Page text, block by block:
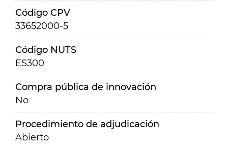
Código CPV
33652000-5
Código NUTS
ES300
Compra pública de innovación
No
Procedimiento de adjudicación
Abierto